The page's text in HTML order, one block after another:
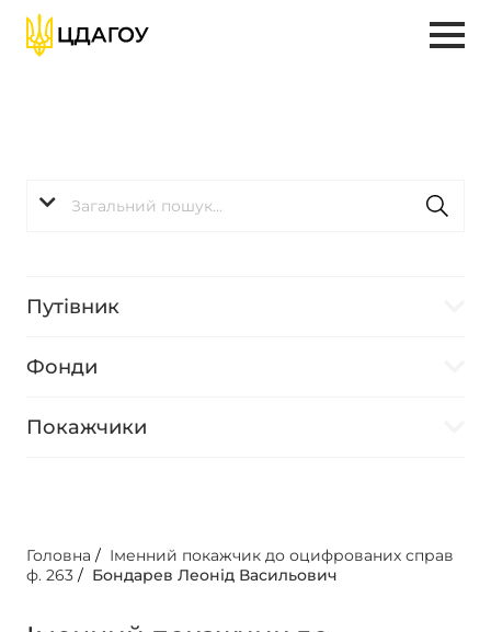
Путівник
Фонди
Покажчики
Головна / Іменний покажчик до оцифрованих справ
ф. 263 / Бондарев Леонід Васильович